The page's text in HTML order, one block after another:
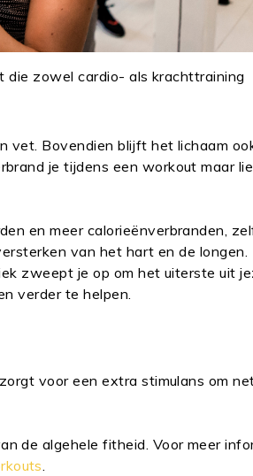
zowel cardio- als krachttraining
vet. Bovendien blijft het lichaam
je tijdens een workout maar
en meer calorieënverbranden,
van het hart en de
zweept je op om het uiterste uit
verder te helpen.
voor een extra stimulans om
de algehele fitheid. Voor meer